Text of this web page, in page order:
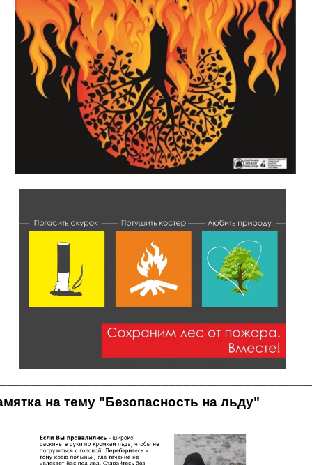
на тему "Безопасность на льду"